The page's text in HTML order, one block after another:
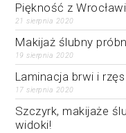
Piękność z
21 sierpnia 2020
Makijaż ślubny
19 sierpnia 2020
Laminacja brwi i rzęs
17 sierpnia 2020
Szczyrk, makijaże
widoki!